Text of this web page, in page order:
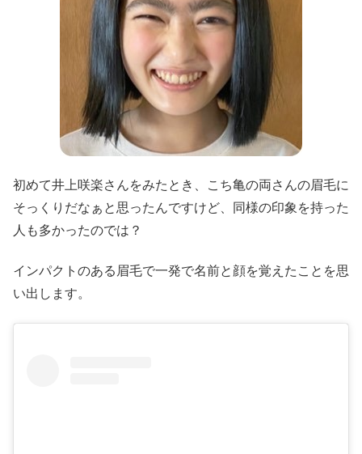
初めて井上咲楽さんをみたとき、こち亀の両さんの眉毛に
そっくりだなぁと思ったんですけど、同様の印象を持った
人も多かったのでは？
インパクトのある眉毛で一発で名前と顔を覚えたことを思
い出します。